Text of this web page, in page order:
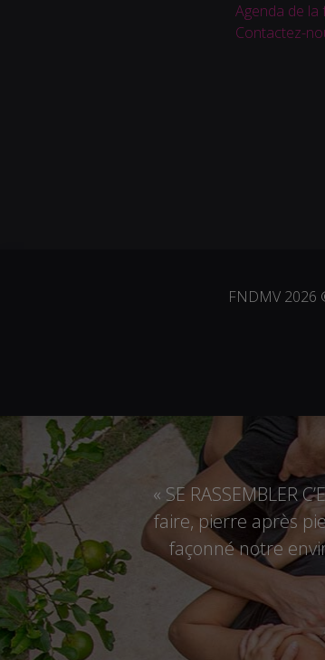
Agenda de
Contactez-
FNDMV 2026
« SE RASSEMBLER
faire, pierre après
façonné notre